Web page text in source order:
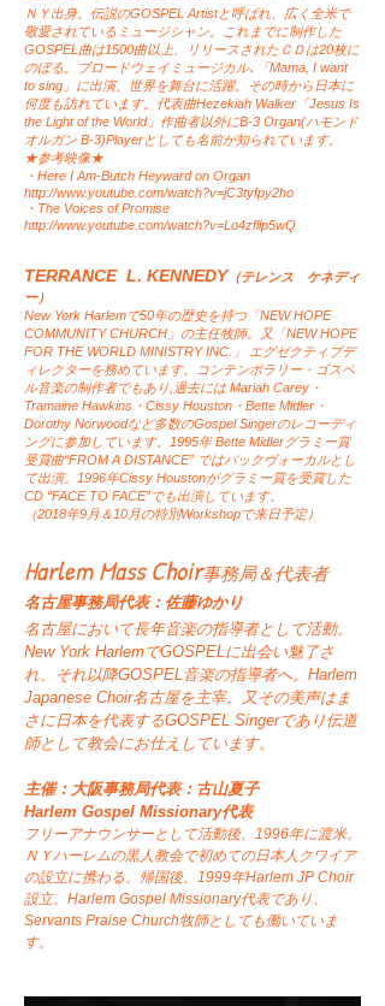
ＮＹ出身。伝説のGOSPEL Artistと呼ばれ、広く全米で
敬愛されているミュージシャン。これまでに制作した
GOSPEL曲は1500曲以上、リリースされたＣＤは20枚に
のぼる。ブロードウェイミュージカル､「Mama, I want
to sing」に出演、世界を舞台に活躍。その時から日本に
何度も訪れています。代表曲Hezekiah Walker「Jesus Is
the Light of the World」作曲者以外にB-3 Organ(ハモンド
オルガン B-3)Playerとしても名前が知られています。
★参考映像★
・Here I Am-Butch Heyward on Organ
http://www.youtube.com/watch?v=jC3tyfpy2ho
・The Voices of Promise
http://www.youtube.com/watch?v=Lo4zfllp5wQ
TERRANCE L. KENNEDY（テレンス ケネディ
ー）
New York Harlemで50年の歴史を持つ「NEW HOPE
COMMUNITY CHURCH」の主任牧師。又「NEW HOPE
FOR THE WORLD MINISTRY INC.」 エグゼクティブデ
ィレクターを務めています。コンテンポラリー・ゴスペ
ル音楽の制作者でもあり,過去には Mariah Carey・
Tramaine Hawkins・Cissy Houston・Bette Midler・
Dorothy Norwoodなど多数のGospel Singerのレコーディ
ングに参加しています。1995年 Bette Midlerグラミー賞
受賞曲“FROM A DISTANCE” ではバックヴォーカルとし
て出演。1996年Cissy Houstonがグラミー賞を受賞した
CD “FACE TO FACE”でも出演しています。
（2018年9月＆10月の特別Workshopで来日予定）​
Harlem Mass Choir事務局＆代表者
名古屋事務局代表：佐藤ゆかり
名古屋において長年音楽の指導者として活動。
New York HarlemでGOSPELに出会い魅了さ
れ、それ以降GOSPEL音楽の指導者へ。Harlem
Japanese Choir名古屋を主宰。又その美声はま
さに日本を代表するGOSPEL Singerであり伝道
師として教会にお仕えしています。
主催：大阪事務局代表：古山夏子
​Harlem Gospel Missionary代表
フリーアナウンサーとして活動後、1996年に渡米。
ＮＹハーレムの黒人教会で初めての日本人クワイア
の設立に携わる。帰国後、 1999年Harlem JP Choir
設立。Harlem Gospel Missionary代表であり、
Servants Praise Church牧師としても働いていま
す。